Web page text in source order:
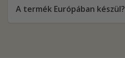
A termék Európában készül?